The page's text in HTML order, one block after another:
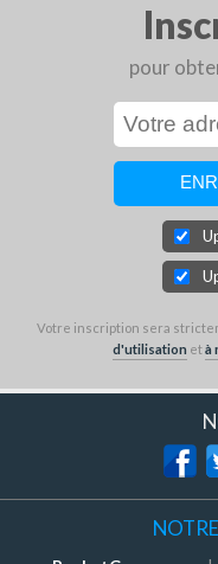
pour
Votre inscription sera
d'utilisation età